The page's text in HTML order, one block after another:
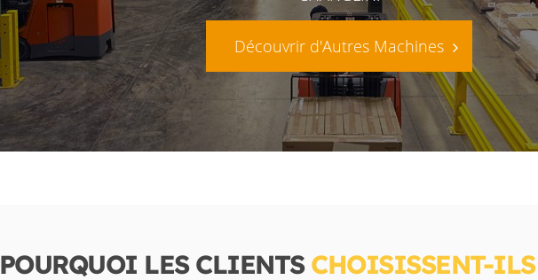
Découvrir d'Autres Machines
POURQUOI LES CLIENTSCHOISISSENT-